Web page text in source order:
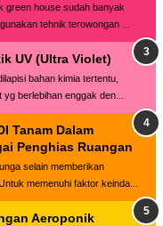
green house sudah banyak
tehnik terowongan ...
UV (Ultra Violet)
bahan kimia tertentu,
berlebihan enggak den...
Tanam Dalam
Penghias Ruangan
selain memberikan
memenuhi faktor keinda...
Aeroponik